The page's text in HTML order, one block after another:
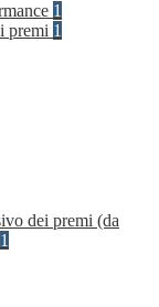
1
premi 1
dei premi (da
1